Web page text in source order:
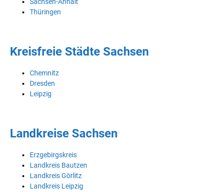
Sachsen-Anhalt
Thüringen
Kreisfreie Städte Sachsen
Chemnitz
Dresden
Leipzig
Landkreise Sachsen
Erzgebirgskreis
Landkreis Bautzen
Landkreis Görlitz
Landkreis Leipzig